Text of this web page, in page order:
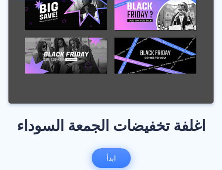
اغلفة تخفيضات الجمعة السوداء
ابدأ